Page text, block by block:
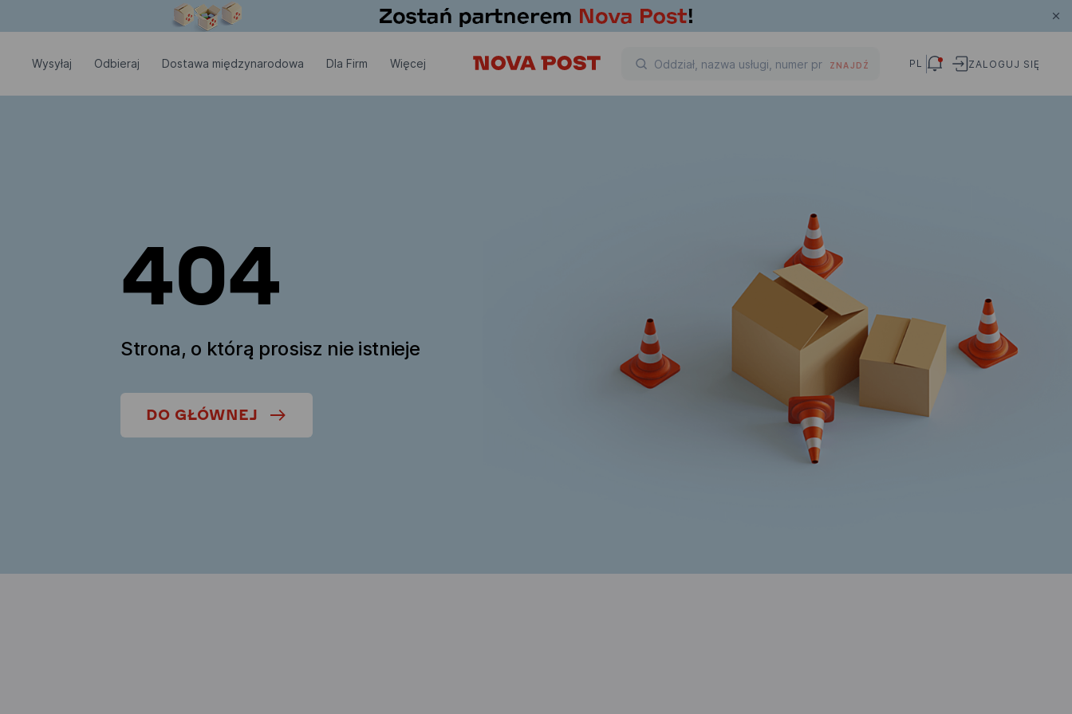
Wysyłaj Odbieraj Dostawa międzynarodowa Dla Firm Więcej ZNAJDŹ PL ZALOGUJ SIĘ
404
Strona, o którą prosisz nie istnieje
DO GŁÓWNEJ
Okno modalne zostało otwarte